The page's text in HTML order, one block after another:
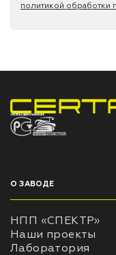
политикой обработки
НПП «СПЕКТР» ЗАВОД ЛАКОКРАСОЧНЫХ МАТЕРИАЛОВ
О ЗАВОДЕ
НПП «СПЕКТР»
Наши проекты
Лаборатория